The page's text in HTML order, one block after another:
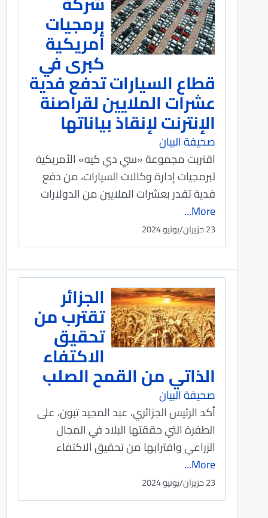
برمجيات
أمريكية
كبرى في
قطاع السيارات تدفع فدية
عشرات الملايين لقراصنة
الإنترنت لإنقاذ بياناتها
صحيفة البيان
اقتربت مجموعة «سي دي كيه» الأمريكية
لبرمجيات إدارة وكالات السيارات، من دفع
فدية تقدر بعشرات الملايين من الدولارات
More...
23 حزيران/يونيو 2024
الجزائر
تقترب من
تحقيق
الاكتفاء
الذاتي من القمح الصلب
صحيفة البيان
أكد الرئيس الجزائري، عبد المجيد تبون، على
الطفرة التي حققتها البلاد في المجال
الزراعي واقترابها من تحقيق الاكتفاء
More...
23 حزيران/يونيو 2024